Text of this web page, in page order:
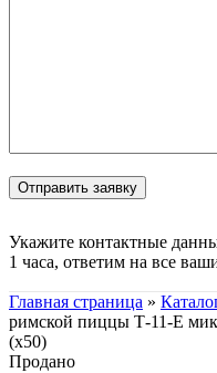
Укажите контактные
1 часа, ответим на все
Главная страница »
римской пиццы Т-11-Е
(х50)
Продано